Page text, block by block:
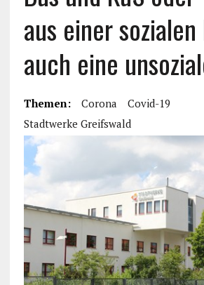
aus einer
auch eine
Themen: Corona
Covid-19
Stadtwerke Greifswald